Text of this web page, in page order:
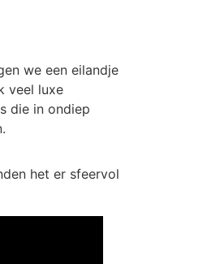
we een eilandje
veel luxe
die in ondiep
het er sfeervol